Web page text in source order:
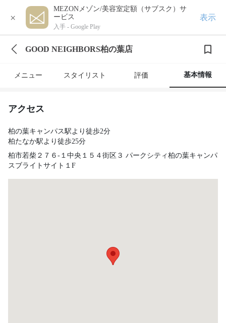
×
MEZONメゾン/美容室定額（サブスク）サ
ービス
入手 - Google Play
表示
GOOD NEIGHBORS柏の葉店
メニュー スタイリスト 評価 基本情報
アクセス
柏の葉キャンパス駅より徒歩2分
柏たなか駅より徒歩25分
柏市若柴２７６-１中央１５４街区３ パークシティ柏の葉キャンパ
スブライトサイト１F